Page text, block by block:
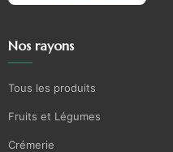
Nos rayons
Tous les produits
Fruits et Légumes
Crémerie